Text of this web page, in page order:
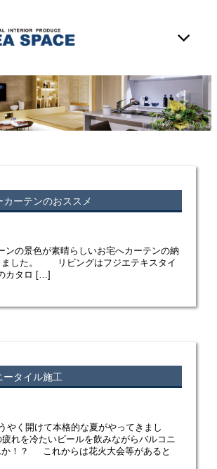
カーテンのおススメ
景色が素晴らしいお宅へカーテンの納
ました。 リビングはフジエテキスタイ
カタロ […]
ータイル施工
やく開けて本格的な夏がやってきまし
を冷たいビールを飲みながらバルコニ
か！？ これからは花火大会等があると